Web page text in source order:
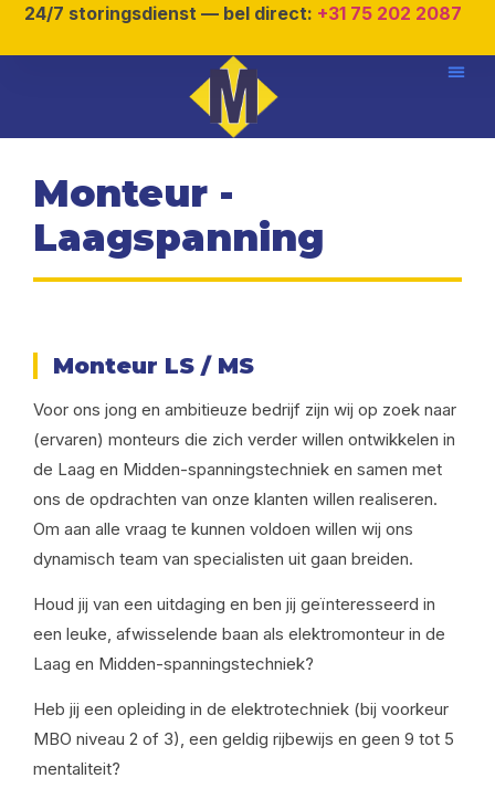
24/7 storingsdienst — bel direct: +31 75 202 2087
Monteur -
Laagspanning
Monteur LS / MS
Voor ons jong en ambitieuze bedrijf zijn wij op zoek naar
(ervaren) monteurs die zich verder willen ontwikkelen in
de Laag en Midden-spanningstechniek en samen met
ons de opdrachten van onze klanten willen realiseren.
Om aan alle vraag te kunnen voldoen willen wij ons
dynamisch team van specialisten uit gaan breiden.
Houd jij van een uitdaging en ben jij geïnteresseerd in
een leuke, afwisselende baan als elektromonteur in de
Laag en Midden-spanningstechniek?
Heb jij een opleiding in de elektrotechniek (bij voorkeur
MBO niveau 2 of 3), een geldig rijbewijs en geen 9 tot 5
mentaliteit?